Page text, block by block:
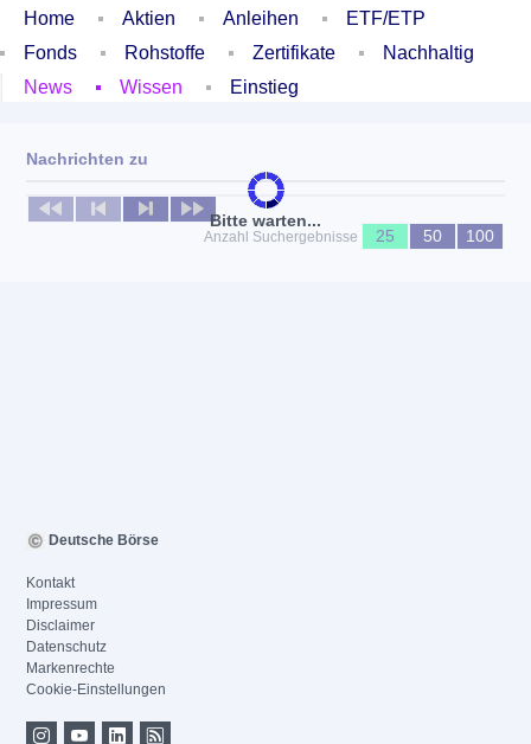
Home Aktien Anleihen
ETF/ETP
Fonds
Rohstoffe Zertifikate
Nachhaltig
News
Wissen Einstieg
Bitte warten...
Nachrichten zu
Keine News verfügbar
Anzahl Suchergebnisse
25 50 100
Deutsche Börse
Kontakt
Impressum
Disclaimer
Datenschutz
Markenrechte
Cookie-Einstellungen